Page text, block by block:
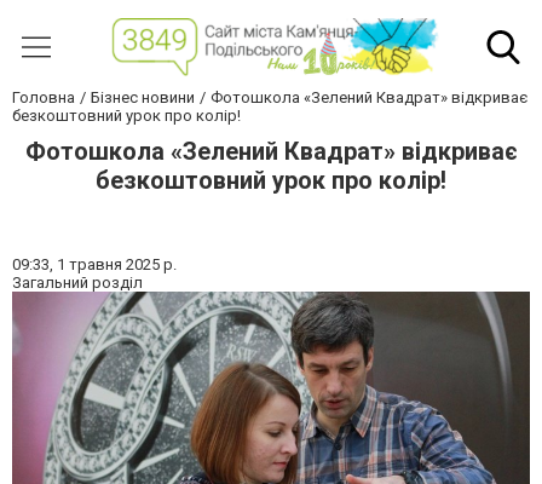
Головна Бізнес новини
Фотошкола «Зелений Квадрат» відкриває
безкоштовний урок про колір!
Фотошкола «Зелений Квадрат» відкриває
безкоштовний урок про колір!
09:33, 1 травня 2025 р.
Загальний розділ